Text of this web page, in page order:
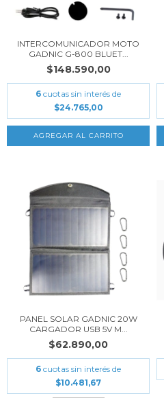
INTERCOMUNICADOR MOTO
GADNIC G-800 BLUET...
$148.590,00
6 cuotas sin interés de
$24.765,00
PANEL SOLAR GADNIC 20W
CARGADOR USB 5V M...
$62.890,00
6 cuotas sin interés de
$10.481,67